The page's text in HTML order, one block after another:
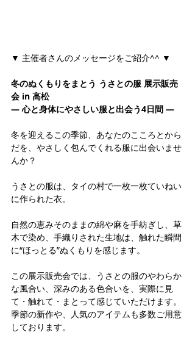
▼ 主催者さんのメッセージをご紹介^^ ▼
冬のぬくもりをまとう うさとの服 展示販売
会 in 高松
— 心と身体にやさしい服と出会う4日間 —
冬を迎えるこの季節、あなたのこころとから
だを、やさしく包んでくれる服に出会いませ
んか？
うさとの服は、タイの村で一枚一枚ていねい
に作られた衣。
自然の恵みそのままの綿や麻を手紡ぎし、草
木で染め、手織りされた生地は、触れた瞬間
に“ほっとる”ぬくもりを感じます。
この展示販売会では、うさとの服のやわらか
な風合い、深みのある色合いを、実際に見
て・触れて・まとって感じていただけます。
季節の新作や、人気のアイテムも多数ご用意
しております。